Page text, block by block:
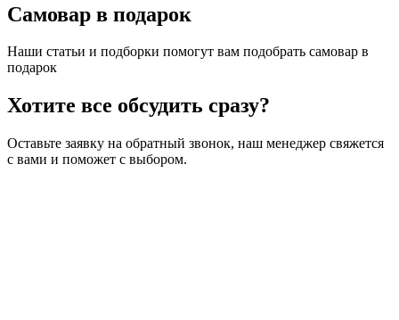
Самовар в подарок
Наши статьи и подборки помогут вам подобрать самовар в
подарок
Хотите все обсудить сразу?
Оставьте заявку на обратный звонок, наш менеджер свяжется
с вами и поможет с выбором.